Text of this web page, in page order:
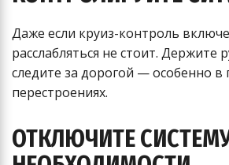
Даже если круиз-контроль
расслабляться не стоит. Держите
следите за дорогой — особенно в
перестроениях.
ОТКЛЮЧИТЕ